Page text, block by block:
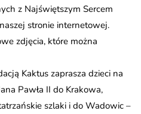
z Najświętszym Sercem
stronie internetowej.
zdjęcia, które można
Kaktus zaprasza dzieci na
Pawła II do Krakowa,
szlaki i do Wadowic –